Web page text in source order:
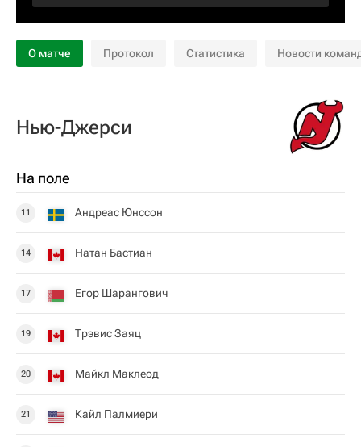
О матче Протокол Статистика Новости
Нью-Джерси
На поле
11 Андреас Юнссон
14 Натан Бастиан
17 Егор Шарангович
19 Трэвис Заяц
20 Майкл Маклеод
21 Кайл Палмиери